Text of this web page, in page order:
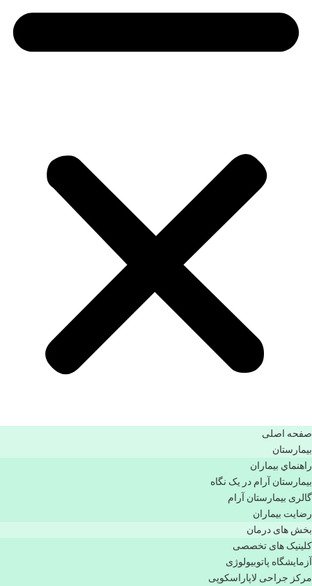
صفحه اصلی
بيمارستان
راهنماي بیماران
بیمارستان آرام در یک نگاه
گالری بیمارستان آرام
رضایت بیماران
بخش های درمان
کلینیک های تخصصی
آزمایشگاه پاتوبیولوژی
مرکز جراحی لاپاراسکوپی